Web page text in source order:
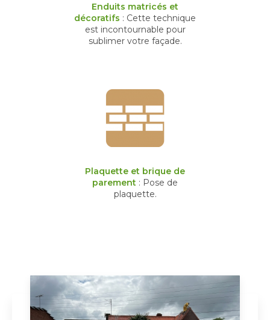
Enduits matricés et
décoratifs : Cette technique
est incontournable pour
sublimer votre façade.
Plaquette et brique de
parement : Pose de
plaquette.